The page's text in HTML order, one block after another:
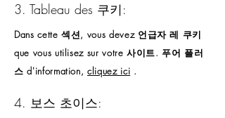
3. Tableau des 쿠키:
Dans cette 섹션, vous devez 언급자 레 쿠키
que vous utilisez sur votre 사이트. 푸어 플러
스 d'information,cliquez ici .
4. 보스 초이스: